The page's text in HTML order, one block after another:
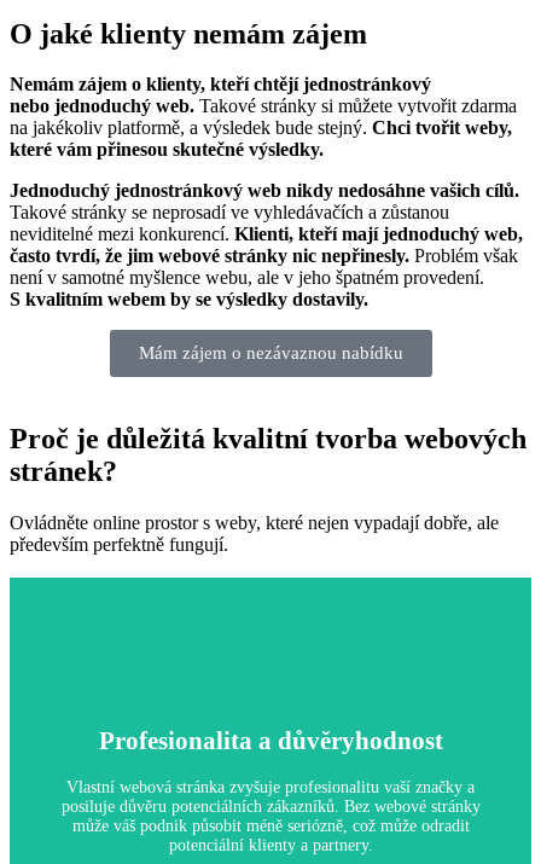
O jaké klienty nemám zájem
Nemám zájem o klienty, kteří chtějí jednostránkový
nebo jednoduchý web. Takové stránky si můžete vytvořit zdarma
na jakékoliv platformě, a výsledek bude stejný. Chci tvořit weby,
které vám přinesou skutečné výsledky.
Jednoduchý jednostránkový web nikdy nedosáhne vašich cílů.
Takové stránky se neprosadí ve vyhledávačích a zůstanou
neviditelné mezi konkurencí. Klienti, kteří mají jednoduchý web,
často tvrdí, že jim webové stránky nic nepřinesly. Problém však
není v samotné myšlence webu, ale v jeho špatném provedení.
S kvalitním webem by se výsledky dostavily.
Mám zájem o nezávaznou nabídku
Proč je důležitá kvalitní tvorba webových
stránek?
Ovládněte online prostor s weby, které nejen vypadají dobře, ale
především perfektně fungují.
Profesionalita a důvěryhodnost
Vlastní webová stránka zvyšuje profesionalitu vaší značky a
posiluje důvěru potenciálních zákazníků. Bez webové stránky
může váš podnik působit méně seriózně, což může odradit
potenciální klienty a partnery.